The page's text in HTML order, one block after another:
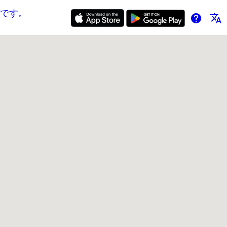
す。
help translate